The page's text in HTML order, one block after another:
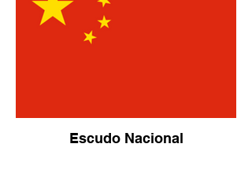
Escudo Nacional